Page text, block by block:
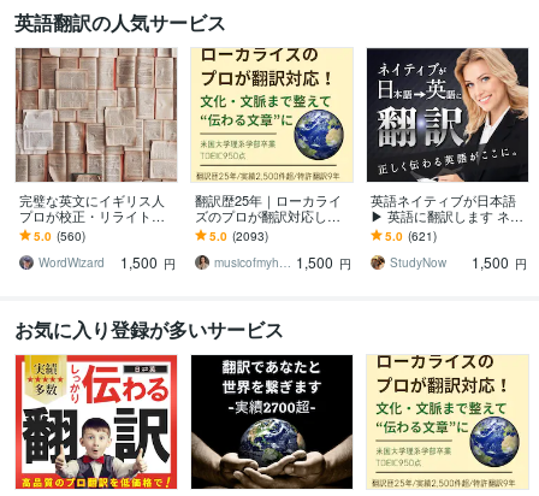
英語翻訳の人気サービス
完璧な英文にイギリス人
プロが校正・リライトし
ます プロ歴40年！伝わる
だけでなく、読む人を惹
きつける英文に。
5.0 (560)
WordWizard
1,500 円
翻訳歴25年｜ローカライ
ズのプロが翻訳対応しま
す 翻訳を超えたローカラ
イゼーションで自然な表
現に仕上げます
5.0 (2093)
musicofmyheart 1,500 円
英語ネイティブが日本語
▶ 英語に翻訳します ネイ
ティブの翻訳 + TOEIC970
点の日本人がチェック
5.0 (621)
StudyNow
1,500 円
お気に入り登録が多いサービス